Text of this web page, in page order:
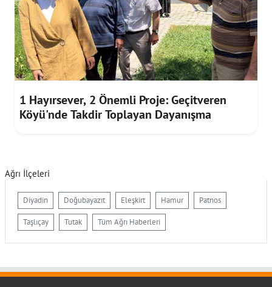
1 Hayırsever, 2 Önemli Proje: Geçitveren
Köyü'nde Takdir Toplayan Dayanışma
Ağrı İlçeleri
Diyadin Doğubayazıt Eleşkirt Hamur Patnos
Taşlıçay Tutak Tüm Ağrı Haberleri